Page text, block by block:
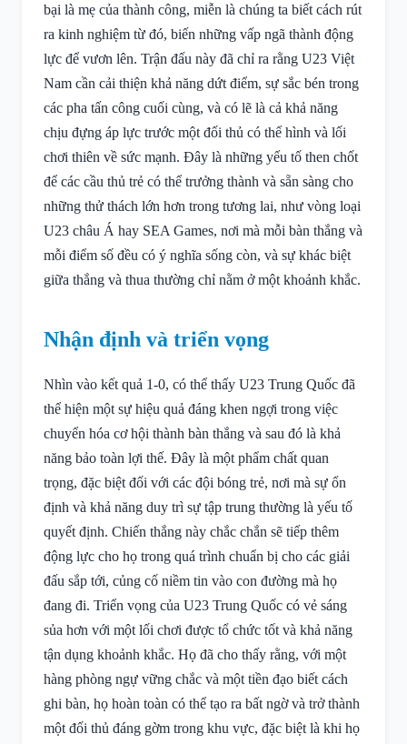
bại là mẹ của thành công, miễn là chúng ta biết cách rút
ra kinh nghiệm từ đó, biến những vấp ngã thành động
lực để vươn lên. Trận đấu này đã chỉ ra rằng U23 Việt
Nam cần cải thiện khả năng dứt điểm, sự sắc bén trong
các pha tấn công cuối cùng, và có lẽ là cả khả năng
chịu đựng áp lực trước một đối thủ có thể hình và lối
chơi thiên về sức mạnh. Đây là những yếu tố then chốt
để các cầu thủ trẻ có thể trưởng thành và sẵn sàng cho
những thử thách lớn hơn trong tương lai, như vòng loại
U23 châu Á hay SEA Games, nơi mà mỗi bàn thắng và
mỗi điểm số đều có ý nghĩa sống còn, và sự khác biệt
giữa thắng và thua thường chỉ nằm ở một khoảnh khắc.
Nhận định và triển vọng
Nhìn vào kết quả 1-0, có thể thấy U23 Trung Quốc đã
thể hiện một sự hiệu quả đáng khen ngợi trong việc
chuyển hóa cơ hội thành bàn thắng và sau đó là khả
năng bảo toàn lợi thế. Đây là một phẩm chất quan
trọng, đặc biệt đối với các đội bóng trẻ, nơi mà sự ổn
định và khả năng duy trì sự tập trung thường là yếu tố
quyết định. Chiến thắng này chắc chắn sẽ tiếp thêm
động lực cho họ trong quá trình chuẩn bị cho các giải
đấu sắp tới, củng cố niềm tin vào con đường mà họ
đang đi. Triển vọng của U23 Trung Quốc có vẻ sáng
sủa hơn với một lối chơi được tổ chức tốt và khả năng
tận dụng khoảnh khắc. Họ đã cho thấy rằng, với một
hàng phòng ngự vững chắc và một tiền đạo biết cách
ghi bàn, họ hoàn toàn có thể tạo ra bất ngờ và trở thành
một đối thủ đáng gờm trong khu vực, đặc biệt là khi họ